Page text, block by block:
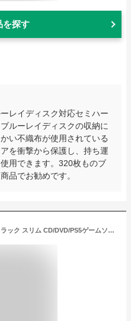
を探す
レイディスク対応セミハー
ルーレイディスクの収納に
い不織布が使用されている
を衝撃から保護し、持ち運
用できます。320枚ものブ
品でお勧めです。
CDラック CDケース DVD 収納 ラック スリム CD/DVD/PS5ゲームソフト/ブルーレイ収納ボックス 【高級レザー製/強力マグネット付き/強化ハンドル付き/携帯便利/大容量/多機能】 (W42.5×D16×H15cm, ブラウン)